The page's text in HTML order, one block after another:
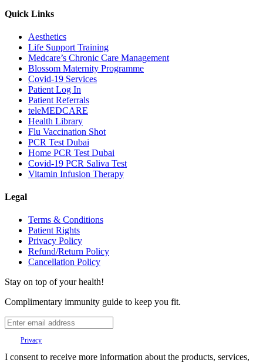
Quick Links
Aesthetics
Life Support Training
Medcare’s Chronic Care Management
Blossom Maternity Programme
Covid-19 Services
Patient Log In
Patient Referrals
teleMEDCARE
Health Library
Flu Vaccination Shot
PCR Test Dubai
Home PCR Test Dubai
Covid-19 PCR Saliva Test
Vitamin Infusion Therapy
Legal
Terms & Conditions
Patient Rights
Privacy Policy
Refund/Return Policy
Cancellation Policy
Stay on top of your health!
Complimentary immunity guide to keep you fit.
Privacy
I consent to receive more information about the products, services,